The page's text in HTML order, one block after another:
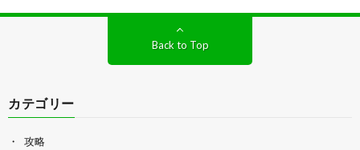
Back to Top
カテゴリー
攻略